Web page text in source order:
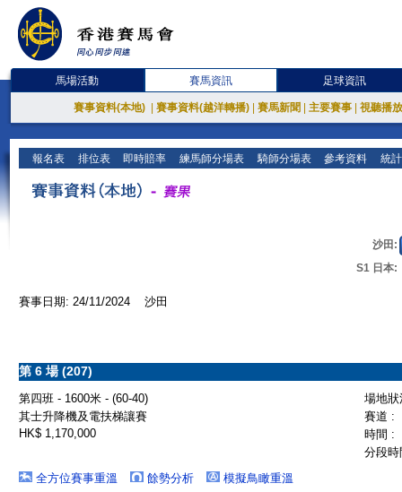
馬場活動 賽馬資訊 足球資訊
賽事資料(本地) 賽事資料(越洋轉播) 賽馬新聞 主要賽事 視聽播
報名表 排位表 即時賠率 練馬師分場表 騎師分場表 參考資料 統
沙田:
S1 日本:
賽事日期: 24/11/2024 沙田
第 6 場 (207)
第四班 - 1600米 - (60-40)
場地
其士升降機及電扶梯讓賽
賽道 :
HK$ 1,170,000
時間 :
分段
全方位賽事重溫
餘勢分析 模擬鳥瞰重溫